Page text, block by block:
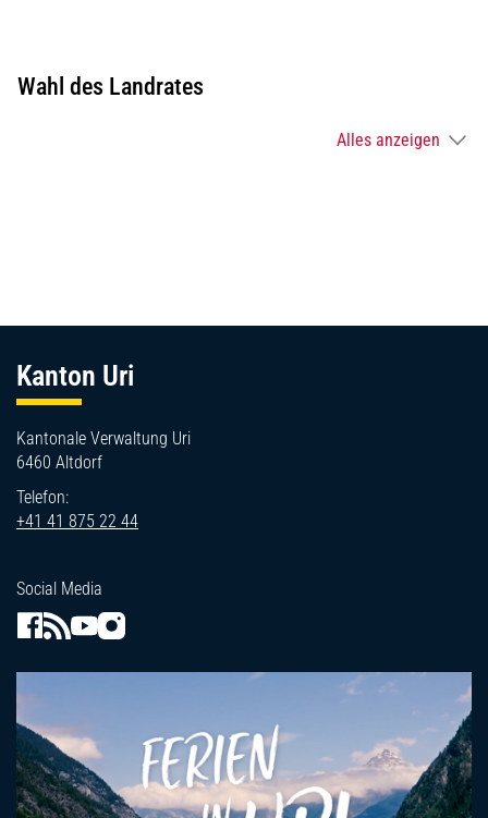
Wahl des Landrates
Alles anzeigen
Kanton Uri
Kantonale Verwaltung Uri
6460 Altdorf
Telefon:
+41 41 875 22 44
Social Media